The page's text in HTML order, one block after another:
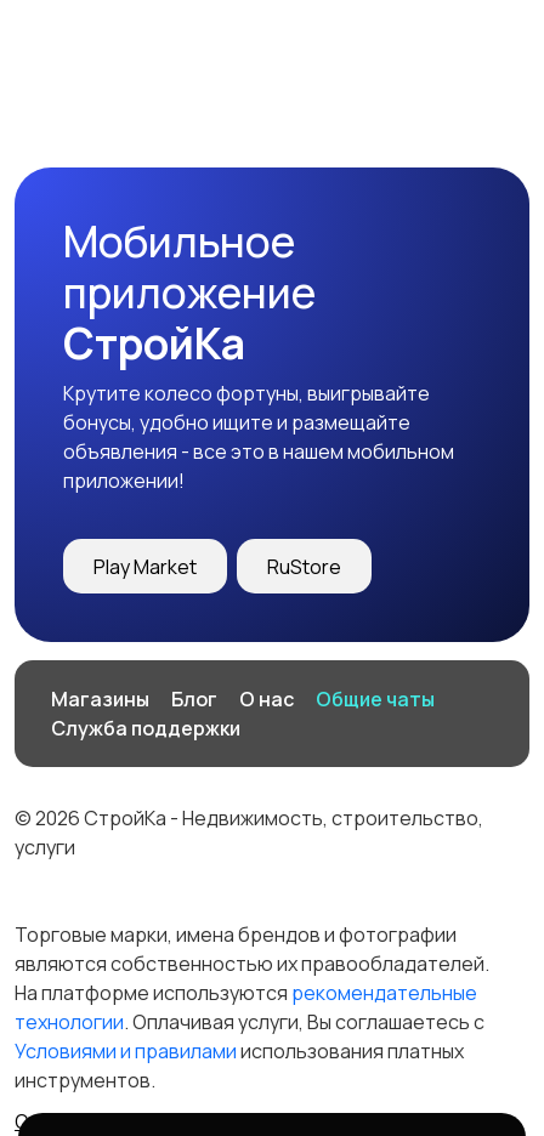
Мобильное
приложение
СтройКа
Крутите колесо фортуны, выигрывайте
бонусы, удобно ищите и размещайте
объявления - все это в нашем мобильном
приложении!
Play Market RuStore
Магазины Блог О нас
Общие чаты
Служба поддержки
© 2026 СтройКа - Недвижимость, строительство,
услуги
Торговые марки, имена брендов и фотографии
являются собственностью их правообладателей.
На платформе используются рекомендательные
технологии. Оплачивая услуги, Вы соглашаетесь c
Условиями и правиламииспользования платных
инструментов.
Отказ от ответственности
Правила сервиса